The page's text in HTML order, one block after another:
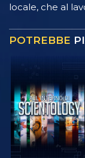
locale, che al
POTREBBE